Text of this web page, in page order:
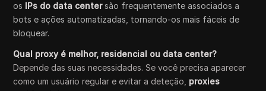
os IPs do data centersão frequentemente associados a
bots e ações automatizadas, tornando-os mais fáceis de
bloquear.
Qual proxy é melhor, residencial ou data center?
Depende das suas necessidades. Se você precisa aparecer
como um usuário regular e evitar a deteção, proxies